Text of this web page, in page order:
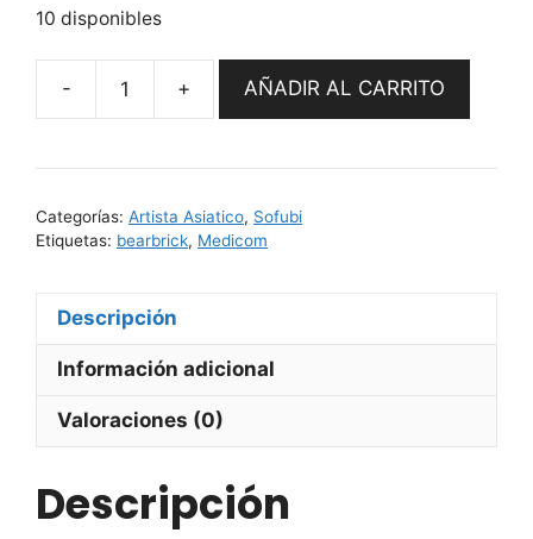
10 disponibles
Be@rbrick
Boxes
by
AÑADIR AL CARRITO
Categorías: Artista Asiatico, Sofubi
Etiquetas: bearbrick, Medicom
Descripción
Información adicional
Valoraciones (0)
Descripción